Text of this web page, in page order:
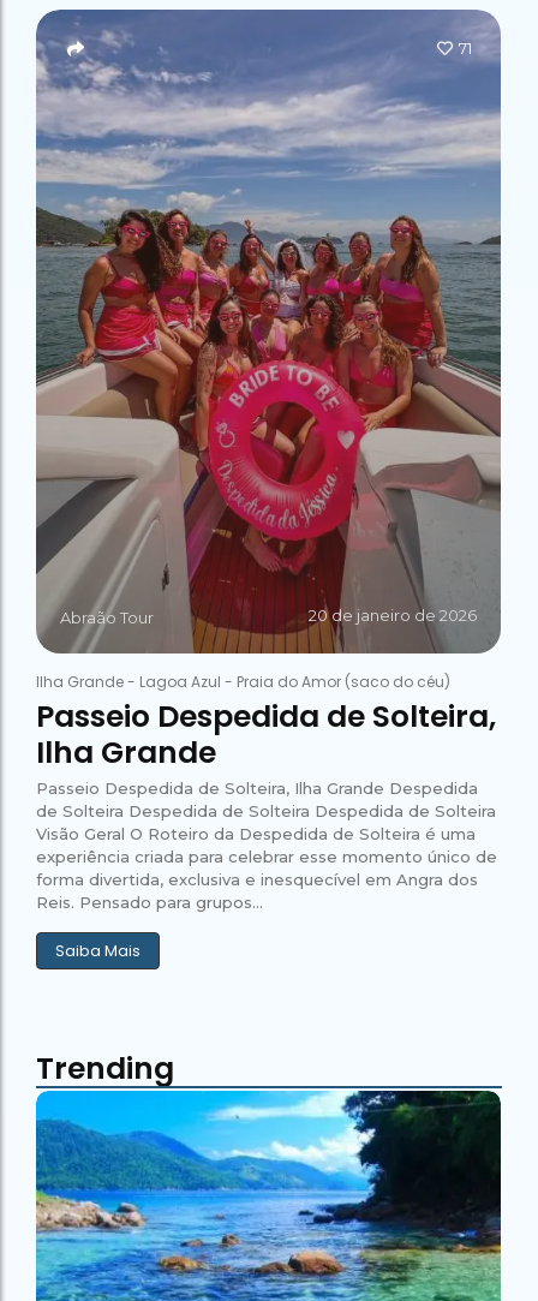
Paradisíacas
Gruta
do
Acaiá
Lagoa
Azul de
Escuna
Romântico
Céu
Despedida
de Solteira
Caipirinha
Tour na
Ilha
Grande
Passeio
Bate e
Volta
Rio x
Ilha
Grande
Gruta
do
Acaiá
Lagoa
Azul de
Escuna
no Saco do
Despedida
de Solteira
Caipirinha
Tour na
Ilha
Grande
Passeio
Bate e
Volta
Rio x
Ilha
Grande
Abraão Tour 20 de janeiro de 2026
71
Ilha Grande- Lagoa Azul - Praia do Amor (saco do céu)
Passeio Despedida de Solteira,
Ilha Grande
Passeio Despedida de Solteira, Ilha Grande Despedida
de Solteira Despedida de Solteira Despedida de Solteira
Visão Geral O Roteiro da Despedida de Solteira é uma
experiência criada para celebrar esse momento único de
forma divertida, exclusiva e inesquecível em Angra dos
Reis. Pensado para grupos...
Saiba Mais
Trending